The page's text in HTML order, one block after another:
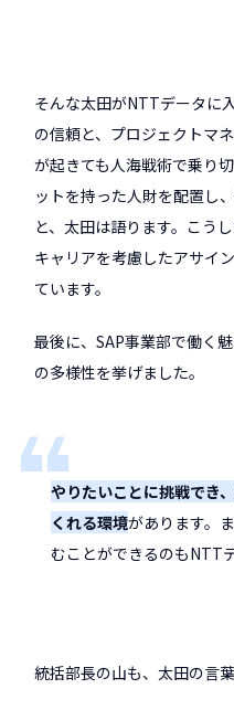
そんな太田がNTTデータに
の信頼と、プロジェクトマ
が起きても人海戦術で乗り
ットを持った人財を配置し
と、太田は語ります。こう
キャリアを考慮したアサイ
ています。
最後に、SAP事業部で働く
の多様性を挙げました。
やりたいことに挑戦でき
くれる環境があります。
むことができるのもNTT
統括部長の山も、太田の言葉